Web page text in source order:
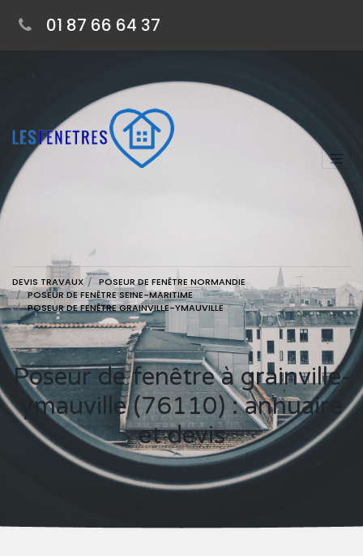
01 87 66 64 37
DEVIS TRAVAUX
POSEUR DE FENÊTRE NORMANDIE
POSEUR DE FENÊTRE SEINE-MARITIME
POSEUR DE FENÊTRE GRAINVILLE-YMAUVILLE
Poseur de fenêtre à grainville-
ymauville (76110) : annuaire
et devis